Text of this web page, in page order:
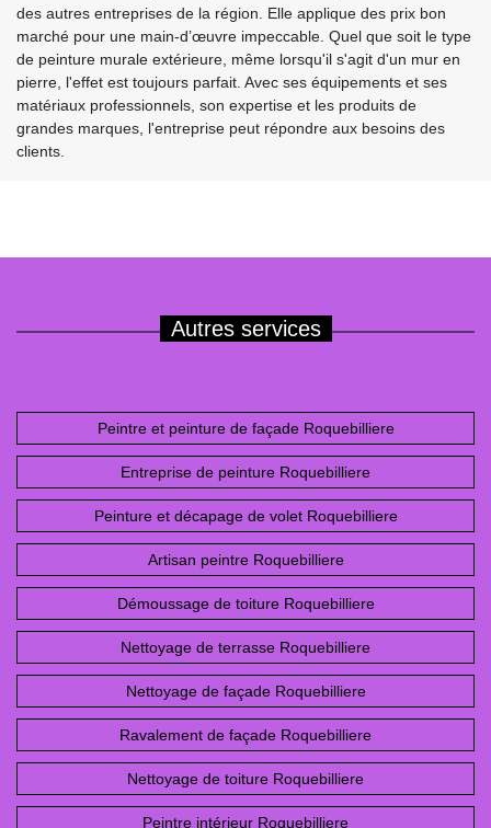
des autres entreprises de la région. Elle applique des prix bon
marché pour une main-d’œuvre impeccable. Quel que soit le type
de peinture murale extérieure, même lorsqu'il s'agit d'un mur en
pierre, l'effet est toujours parfait. Avec ses équipements et ses
matériaux professionnels, son expertise et les produits de
grandes marques, l'entreprise peut répondre aux besoins des
clients.
Autres services
Peintre et peinture de façade Roquebilliere
Entreprise de peinture Roquebilliere
Peinture et décapage de volet Roquebilliere
Artisan peintre Roquebilliere
Démoussage de toiture Roquebilliere
Nettoyage de terrasse Roquebilliere
Nettoyage de façade Roquebilliere
Ravalement de façade Roquebilliere
Nettoyage de toiture Roquebilliere
Peintre intérieur Roquebilliere